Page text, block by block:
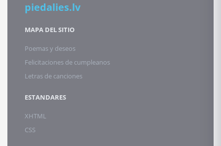
piedalies.lv
MAPA DEL SITIO
Poemas y deseos
Felicitaciones de cumpleanos
Letras de canciones
ESTANDARES
XHTML
CSS